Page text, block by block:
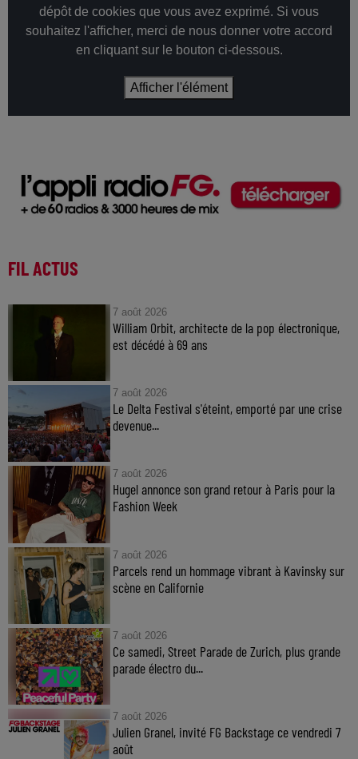
dépôt de cookies que vous avez exprimé. Si vous
souhaitez l'afficher, merci de nous donner votre accord
en cliquant sur le bouton ci-dessous.
Afficher l'élément
FIL ACTUS
7 août 2026
William Orbit, architecte de la pop électronique,
est décédé à 69 ans
7 août 2026
Le Delta Festival s'éteint, emporté par une crise
devenue...
7 août 2026
Hugel annonce son grand retour à Paris pour la
Fashion Week
7 août 2026
Parcels rend un hommage vibrant à Kavinsky sur
scène en Californie
7 août 2026
Ce samedi, Street Parade de Zurich, plus grande
parade électro du...
7 août 2026
Julien Granel, invité FG Backstage ce vendredi 7
août